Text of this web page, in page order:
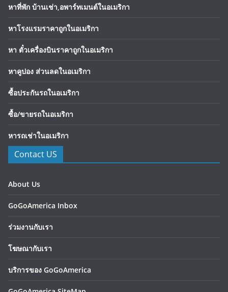
หาที่พัก บ้านเช่า,อพาร์ทเมนต์ในอเมริกา
หาโรงแรมราคาถูกในอเมริกา
หา ตั๋วเครื่องบินราคาถูกในอเมริกา
หาคูปอง ส่วนลดในอเมริกา
ซื้อประกันรถในอเมริกา
ซื้อ/ขายรถในอเมริกา
หารถเช่าในอเมริกา
Contact US
About Us
GoGoAmerica Inbox
ร่วมงานกับเรา
โฆษณากับเรา
บริการของ GoGoAmerica